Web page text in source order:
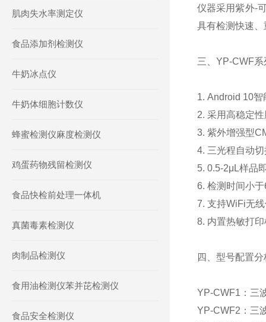
仪器采用紫外-
具有检测快速
三、 YP-CWF系
1. Android 10智
2. 采用高稳定
3. 紫外增强型
4. 三光程自动
5. 0.5-2μL样品
6. 检测时间小于
7. 支持WiFi无
8. 内置热敏打
四、型号配置分
YP-CWF1 ：三
YP-CWF2 ：三
肌肉失水率测定仪
食品添加剂检测仪
牛奶冰点仪
牛奶体细胞计数仪
蜂蜜检测仪麻度检测仪
鸡蛋药物残留检测仪
食品快检前处理一体机
真菌毒素检测仪
肉制品检测仪
食用油检测仪苯并芘检测仪
食品安全检测仪